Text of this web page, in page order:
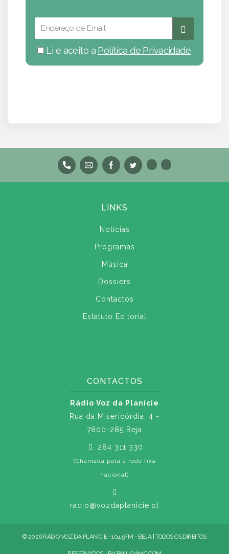
Li e aceito a Política de Privacidade
LINKS
Notícias
Programas
Música
Dossiers
Contactos
Estatuto Editorial
CONTACTOS
Rádio Voz da Planície
Rua da Misericórdia, 4 -
7800-285 Beja
284 311 330
(Chamada para a rede fixa
nacional)
radio@vozdaplanicie.pt
© 2026 RÁDIO VOZ DA PLANÍCIE - 104.5FM - BEJA | TODOS OS DIREITOS